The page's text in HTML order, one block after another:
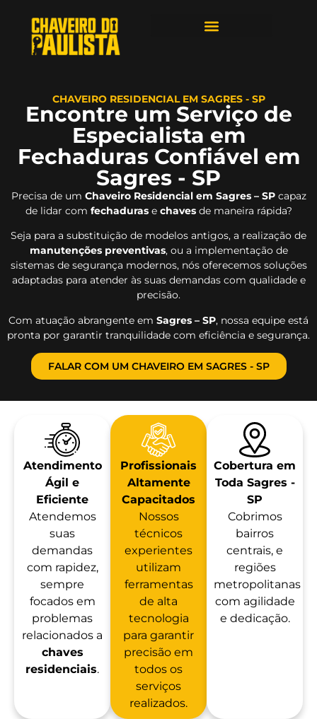
CHAVEIRO RESIDENCIAL EM SAGRES - SP
Encontre um Serviço de
Especialista em
Fechaduras Confiável em
Sagres - SP
Precisa de um Chaveiro Residencial em Sagres – SPcapaz
de lidar com fechadurase chavesde maneira rápida?
Seja para a substituição de modelos antigos, a realização de
manutenções preventivas, ou a implementação de
sistemas de segurança modernos, nós oferecemos soluções
adaptadas para atender às suas demandas com qualidade e
precisão.
Com atuação abrangente em Sagres – SP, nossa equipe está
pronta por garantir tranquilidade com eficiência e segurança.
FALAR COM UM CHAVEIRO EM SAGRES - SP
Atendimento
Ágil e
Eficiente
Atendemos
suas
demandas
com rapidez,
sempre
focados em
problemas
relacionados a
chaves
residenciais.
Profissionais
Altamente
Capacitados
Nossos
técnicos
experientes
utilizam
ferramentas
de alta
tecnologia
para garantir
precisão em
todos os
serviços
realizados.
Cobertura em
Toda Sagres -
SP
Cobrimos
bairros
centrais, e
regiões
metropolitanas
com agilidade
e dedicação.